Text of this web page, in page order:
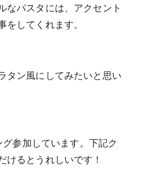
なパスタには、アクセント
してくれます。
タン風にしてみたいと思い
参加しています。下記ク
けるとうれしいです！